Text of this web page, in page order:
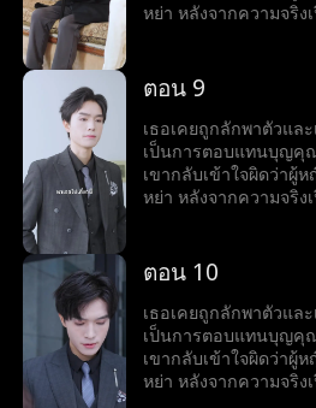
หย่า หลังจากความจริง
ตอน 9
เธอเคยถูกลักพาตัวแล
เป็นการตอบแทนบุญคุ
เขากลับเข้าใจผิดว่าผู้
หย่า หลังจากความจริง
ตอน 10
เธอเคยถูกลักพาตัวแล
เป็นการตอบแทนบุญคุ
เขากลับเข้าใจผิดว่าผู้
หย่า หลังจากความจริง